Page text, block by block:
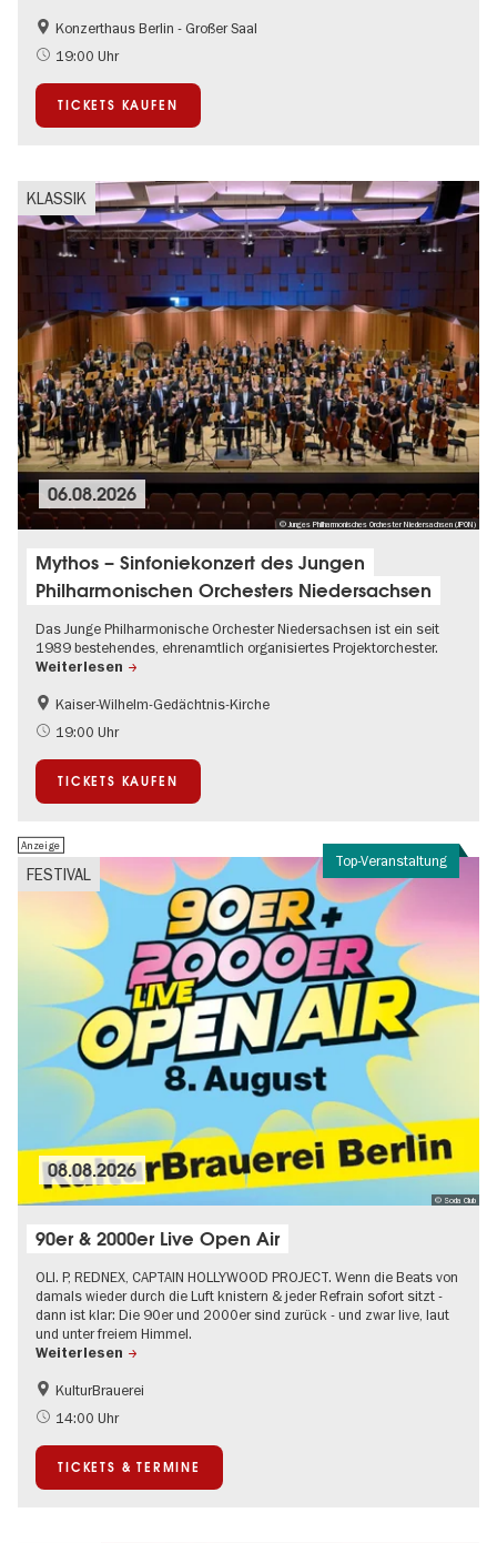
Kultursommer
Konzerthaus Berlin - Großer Saal
19:00 Uhr
TICKETS KAUFEN
KLASSIK
© Junges Philharmonisches Orchester Niedersachsen (JPON)
06.08.2026
Mythos – Sinfoniekonzert des Jungen
Philharmonischen Orchesters Niedersachsen
Das Junge Philharmonische Orchester Niedersachsen ist ein seit
1989 bestehendes, ehrenamtlich organisiertes Projektorchester.
Weiterlesen
Klassik
Kultursommer
Um den Kurfürstendamm
Kaiser-Wilhelm-Gedächtnis-Kirche
19:00 Uhr
TICKETS KAUFEN
Top-Veranstaltung
FESTIVAL
Anzeige
© Soda Club
08.08.2026
90er & 2000er Live Open Air
OLI. P, REDNEX, CAPTAIN HOLLYWOOD PROJECT. Wenn die Beats von
damals wieder durch die Luft knistern & jeder Refrain sofort sitzt -
dann ist klar: Die 90er und 2000er sind zurück - und zwar live, laut
und unter freiem Himmel.
Weiterlesen
Barrierefrei
Going local Berlin
Open Air
KulturBrauerei
14:00 Uhr
TICKETS & TERMINE